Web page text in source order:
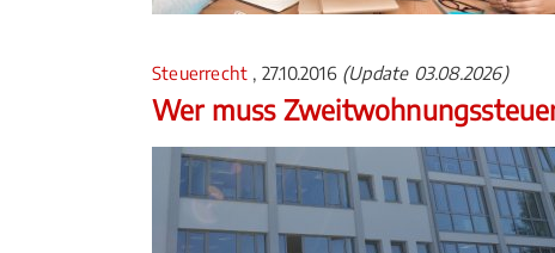
Steuerrecht , 27.10.2016 (Update 03.08.2026)
Wer muss